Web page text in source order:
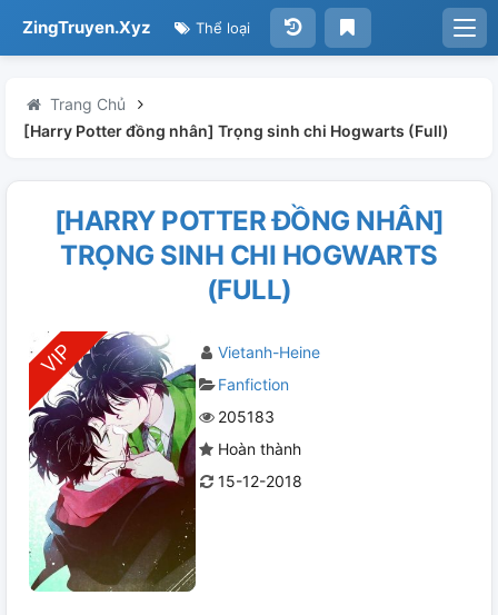
ZingTruyen.Xyz Thể loại
Trang Chủ
[Harry Potter đồng nhân] Trọng sinh chi Hogwarts (Full)
[HARRY POTTER ĐỒNG NHÂN]
TRỌNG SINH CHI HOGWARTS
(FULL)
Vietanh-Heine
Fanfiction
205183
Hoàn thành
15-12-2018